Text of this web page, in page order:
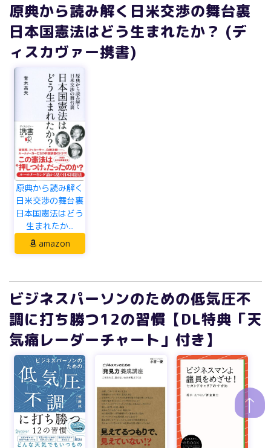
原典から読み解く日米交渉の舞台裏
日本国憲法はどう生まれたか？ (デ
ィスカヴァー携書)
原典から読み解く
日米交渉の舞台裏
日本国憲法はどう
生まれたか...
amazon
ビジネスパーソンのための低気圧不
調に打ち勝つ12の習慣【DL特典「天
気痛レーダーチャート」付き】